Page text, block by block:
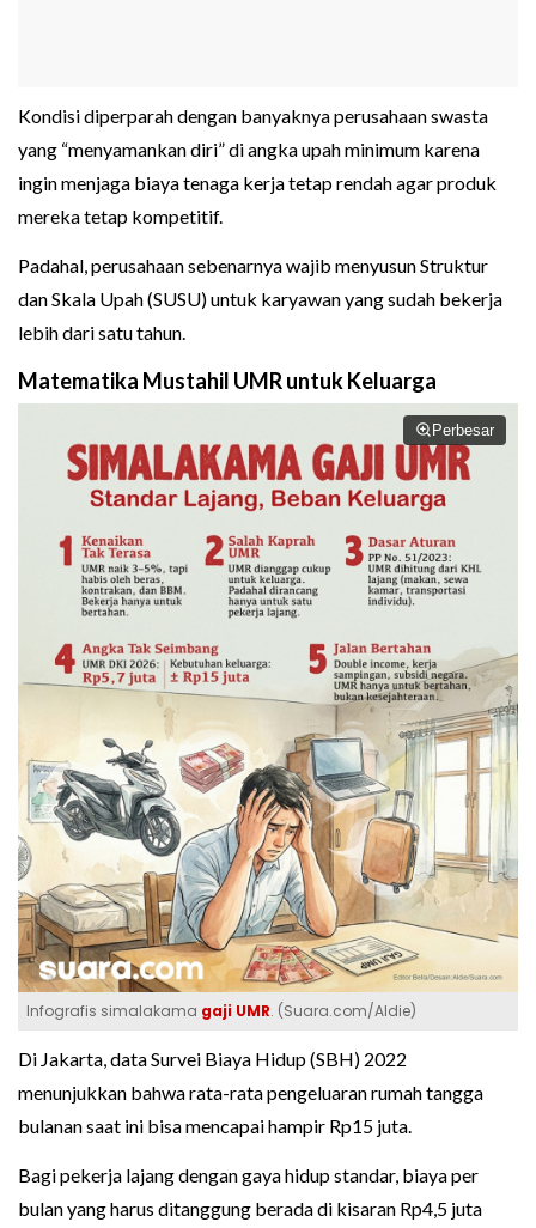
Kondisi diperparah dengan banyaknya perusahaan swasta
yang “menyamankan diri” di angka upah minimum karena
ingin menjaga biaya tenaga kerja tetap rendah agar produk
mereka tetap kompetitif.
Padahal, perusahaan sebenarnya wajib menyusun Struktur
dan Skala Upah (SUSU) untuk karyawan yang sudah bekerja
lebih dari satu tahun.
Matematika Mustahil UMR untuk Keluarga
Perbesar
Infografis simalakama gaji UMR. (Suara.com/Aldie)
Di Jakarta, data Survei Biaya Hidup (SBH) 2022
menunjukkan bahwa rata-rata pengeluaran rumah tangga
bulanan saat ini bisa mencapai hampir Rp15 juta.
Bagi pekerja lajang dengan gaya hidup standar, biaya per
bulan yang harus ditanggung berada di kisaran Rp4,5 juta